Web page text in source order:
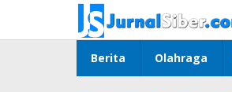
content
Berita Olahraga